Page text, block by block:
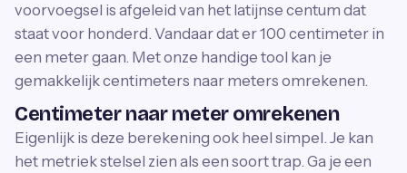
voorvoegsel is afgeleid van het latijnse centum dat
staat voor honderd. Vandaar dat er 100 centimeter in
een meter gaan. Met onze handige tool kan je
gemakkelijk centimeters naar meters omrekenen.
Centimeter naar meter omrekenen
Eigenlijk is deze berekening ook heel simpel. Je kan
het metriek stelsel zien als een soort trap. Ga je een